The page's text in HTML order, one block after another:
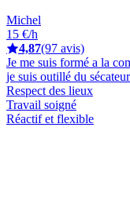
Michel
15 €/h
4,87(97 avis)
Je me suis formé a la
je suis outillé du
Respect des lieux
Travail soigné
Réactif et flexible